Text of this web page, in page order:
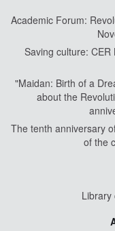
Academic Forum:
Saving culture:
"Maidan: Birth of a
about the
The tenth anniversary
of the
Library